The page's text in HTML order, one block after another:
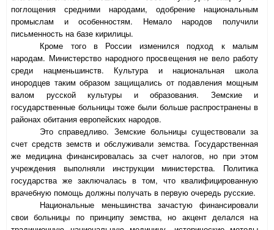
поглощения средними народами, одобрение национальным
промыслам и особенностям. Немало народов получили
письменность на базе кирилицы.
Кроме того в России изменился подход к малым
народам. Министерство народного просвещения не вело работу
среди нацменьшинств. Культура и национальная школа
инородцев таким образом защищались от подавления мощным
валом русской культуры и образования. Земские и
государственные больницы тоже были больше распространены в
районах обитания европейских народов.
Это справедливо. Земские больницы существовали за
счет средств земств и обслуживали земства. Государственная
же медицина финансировалась за счет налогов, но при этом
учреждения выполняли инструкции министерства. Политика
государства же заключалась в том, что квалифицированную
врачебную помощь должны получать в первую очередь русские.
Национальные меньшинства зачастую финансировали
свои больницы по принципу земства, но акцент делался на